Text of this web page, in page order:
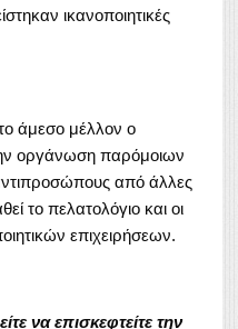
ικανοποιητικές
άμεσο μέλλον ο
οργάνωση παρόμοιων
από άλλες
το πελατολόγιο και οι
επιχειρήσεων.
να επισκεφτείτε την